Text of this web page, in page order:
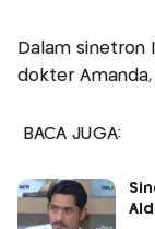
Dalam sinetron
dokter Amanda,
BACA JUGA: